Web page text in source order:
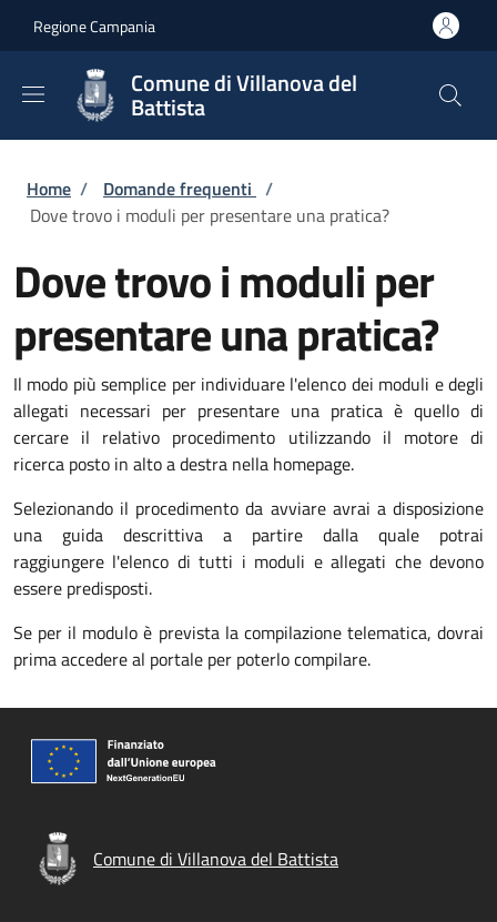
Regione Campania
Comune di Villanova del
Battista
Briciole di pane
Home / Domande frequenti /
Dove trovo i moduli per presentare una pratica?
Dove trovo i moduli per
presentare una pratica?
Il modo più semplice per individuare l'elenco dei moduli e degli
allegati necessari per presentare una pratica è quello di
cercare il relativo procedimento utilizzando il motore di
ricerca posto in alto a destra nella homepage.
Selezionando il procedimento da avviare avrai a disposizione
una guida descrittiva a partire dalla quale potrai
raggiungere l'elenco di tutti i moduli e allegati che devono
essere predisposti.
Se per il modulo è prevista la compilazione telematica, dovrai
prima accedere al portale per poterlo compilare.
Comune di Villanova del Battista